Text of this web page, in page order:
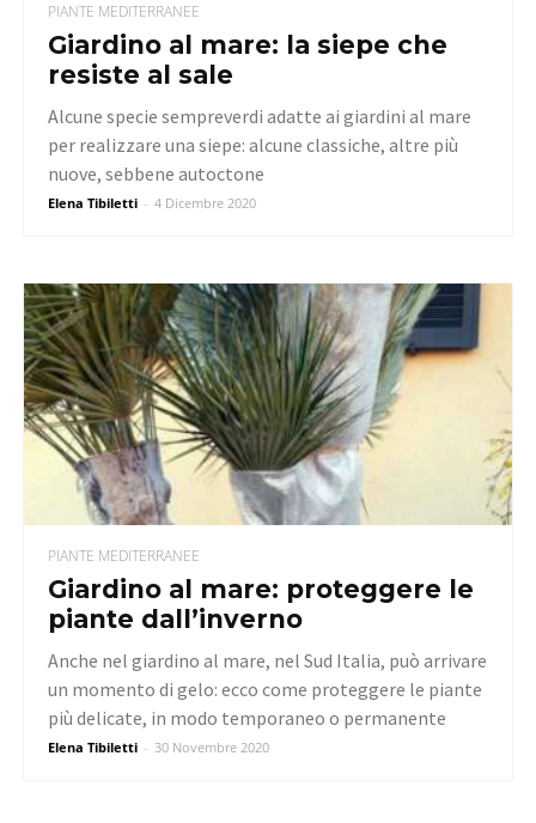
PIANTE MEDITERRANEE
Giardino al mare: la siepe che
resiste al sale
Elena Tibiletti - 4 Dicembre 2020
Alcune specie sempreverdi adatte ai giardini al mare
per realizzare una siepe: alcune classiche, altre più
nuove, sebbene autoctone
PIANTE MEDITERRANEE
Giardino al mare: proteggere le
piante dall’inverno
Elena Tibiletti - 30 Novembre 2020
Anche nel giardino al mare, nel Sud Italia, può arrivare
un momento di gelo: ecco come proteggere le piante
più delicate, in modo temporaneo o permanente